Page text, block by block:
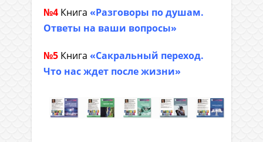
№4 Книга «Разговоры по душам.
Ответы на ваши вопросы»
№5 Книга «Сакральный переход.
Что нас ждет после жизни»